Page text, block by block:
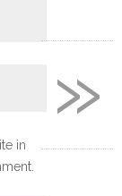
in
»